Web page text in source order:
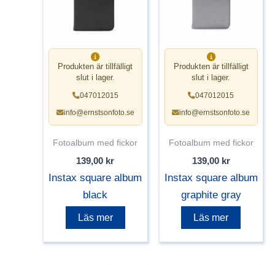
Produkten är tillfälligt
slut i lager.
047012015
info@ernstsonfoto.se
Fotoalbum med fickor
139,00 kr
Instax square album
black
Läs mer
Produkten är tillfälligt
slut i lager.
047012015
info@ernstsonfoto.se
Fotoalbum med fickor
139,00 kr
Instax square album
graphite gray
Läs mer